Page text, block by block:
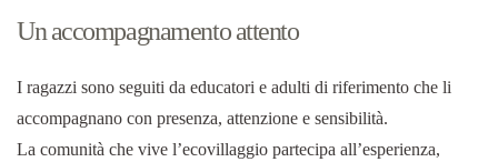
Un accompagnamento attento
I ragazzi sono seguiti da educatori e adulti di riferimento che li
accompagnano con presenza, attenzione e sensibilità.
La comunità che vive l’ecovillaggio partecipa all’esperienza,